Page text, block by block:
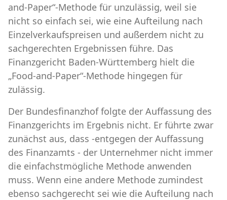
and-Paper“-Methode für unzulässig, weil sie
nicht so einfach sei, wie eine Aufteilung nach
Einzelverkaufspreisen und außerdem nicht zu
sachgerechten Ergebnissen führe. Das
Finanzgericht Baden-Württemberg hielt die
„Food-and-Paper“-Methode hingegen für
zulässig.
Der Bundesfinanzhof folgte der Auffassung des
Finanzgerichts im Ergebnis nicht. Er führte zwar
zunächst aus, dass -entgegen der Auffassung
des Finanzamts - der Unternehmer nicht immer
die einfachstmögliche Methode anwenden
muss. Wenn eine andere Methode zumindest
ebenso sachgerecht sei wie die Aufteilung nach